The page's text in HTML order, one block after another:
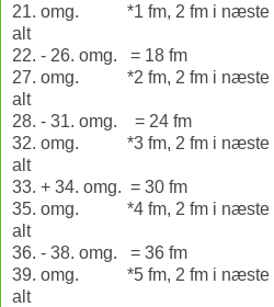
21. omg. *1 fm, 2 fm i næste
alt
22. - 26. omg. = 18 fm
27. omg. *2 fm, 2 fm i næste
alt
28. - 31. omg. = 24 fm
32. omg. *3 fm, 2 fm i næste
alt
33. + 34. omg. = 30 fm
35. omg. *4 fm, 2 fm i næste
alt
36. - 38. omg. = 36 fm
39. omg. *5 fm, 2 fm i næste
alt